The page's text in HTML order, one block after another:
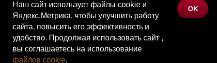
МЕНЮ
КАТАЛОГ ТОВАРОВ
КОНТАКТЫ
Наш сайт использует файлы cookie и
Яндекс.Метрика, чтобы улучшить работу
сайта, повысить его эффективность и
удобство. Продолжая использовать сайт ,
вы соглашаетесь на использование
файлов cookie.
OK